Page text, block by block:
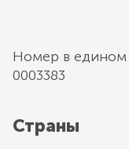
Номер в едином
0003383
Страны